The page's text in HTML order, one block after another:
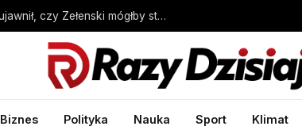
Wybory prezydenckie w Ukrainie. Sondaż ujawnił, czy Zełenski mógłby stracić władzę – Wprost
Biznes Polityka Nauka Sport Klimat